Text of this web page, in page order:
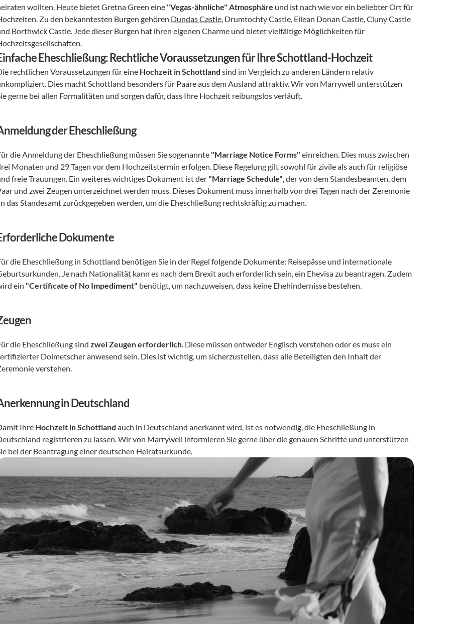
wollten. Heute bietet Gretna Green eine "Vegas-ähnliche" Atmosphäre und ist nach wie vor ein beliebter Ort für
Zu den bekanntesten Burgen gehören Dundas Castle, Drumtochty Castle, Eilean Donan Castle, Cluny Castle
Borthwick Castle. Jede dieser Burgen hat ihren eigenen Charme und bietet vielfältige Möglichkeiten für
Eheschließung: Rechtliche Voraussetzungen für Ihre Schottland-Hochzeit
rechtlichen Voraussetzungen für eine Hochzeit in Schottland sind im Vergleich zu anderen Ländern relativ
Dies macht Schottland besonders für Paare aus dem Ausland attraktiv. Wir von Marrywell unterstützen
gerne bei allen Formalitäten und sorgen dafür, dass Ihre Hochzeit reibungslos verläuft.
der Eheschließung
die Anmeldung der Eheschließung müssen Sie sogenannte "Marriage Notice Forms" einreichen. Dies muss zwischen
Monaten und 29 Tagen vor dem Hochzeitstermin erfolgen. Diese Regelung gilt sowohl für zivile als auch für religiöse
freie Trauungen. Ein weiteres wichtiges Dokument ist der "Marriage Schedule", der von dem Standesbeamten, dem
und zwei Zeugen unterzeichnet werden muss. Dieses Dokument muss innerhalb von drei Tagen nach der Zeremonie
das Standesamt zurückgegeben werden, um die Eheschließung rechtskräftig zu machen.
Dokumente
die Eheschließung in Schottland benötigen Sie in der Regel folgende Dokumente: Reisepässe und internationale
Je nach Nationalität kann es nach dem Brexit auch erforderlich sein, ein Ehevisa zu beantragen. Zudem
ein "Certificate of No Impediment" benötigt, um nachzuweisen, dass keine Ehehindernisse bestehen.
die Eheschließung sind zwei Zeugen erforderlich. Diese müssen entweder Englisch verstehen oder es muss ein
Dolmetscher anwesend sein. Dies ist wichtig, um sicherzustellen, dass alle Beteiligten den Inhalt der
verstehen.
in Deutschland
Ihre Hochzeit in Schottland auch in Deutschland anerkannt wird, ist es notwendig, die Eheschließung in
registrieren zu lassen. Wir von Marrywell informieren Sie gerne über die genauen Schritte und unterstützen
bei der Beantragung einer deutschen Heiratsurkunde.